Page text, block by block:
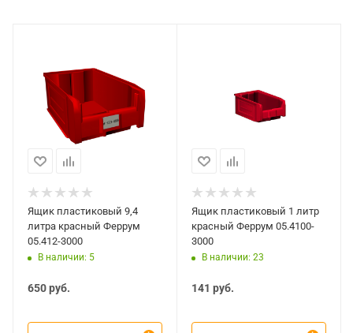
Ящик пластиковый 9,4
литра красный Феррум
05.412-3000
В наличии: 5
650руб.
Ящик пластиковый 1 литр
красный Феррум 05.4100-
3000
В наличии: 23
141 руб.